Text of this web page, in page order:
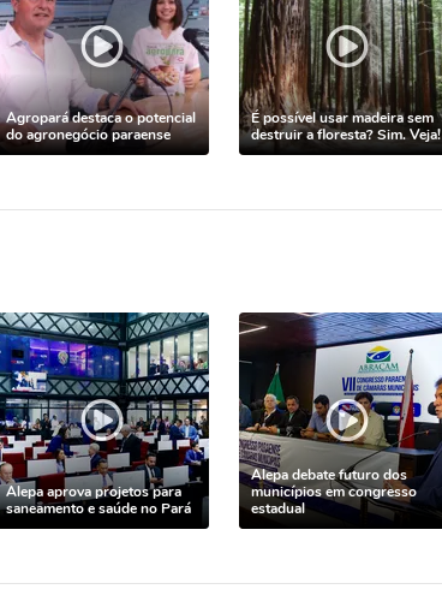
Agropará destaca o potencial
do agronegócio paraense
É possível usar madeira sem
destruir a floresta? Sim. Veja!
Alepa aprova projetos para
saneamento e saúde no Pará
Alepa debate futuro dos
municípios em congresso
estadual